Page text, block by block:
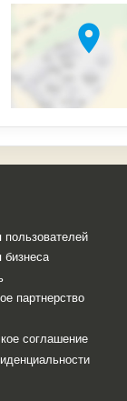
location_on
партнерство
соглашение